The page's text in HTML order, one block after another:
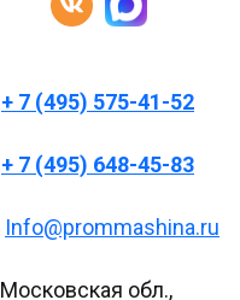
+ 7 (495) 575-41-52
+ 7 (495) 648-45-83
Info@prommashina.ru
Московская обл.,